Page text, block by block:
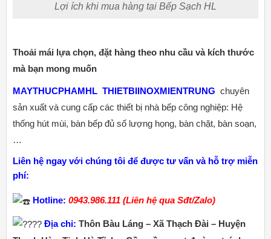
Lợi ích khi mua hàng tại Bếp Sạch HL
Thoải mái lựa chọn, đặt hàng theo nhu cầu và kích thước
mà bạn mong muốn
MAYTHUCPHAMHL THIETBIINOXMIENTRUNG chuyên
sản xuất và cung cấp các thiết bị nhà bếp công nghiệp: Hệ
thống hút mùi, bàn bếp đủ số lượng họng, bàn chặt, bàn soạn,
…
Liên hệ ngay với chúng tôi để được tư vấn và hỗ trợ miễn
phí:
Hotline: 0943.986.111 (Liên hệ qua Sđt/Zalo)
Địa chỉ: Thôn Bàu Láng – Xã Thạch Đài – Huyện